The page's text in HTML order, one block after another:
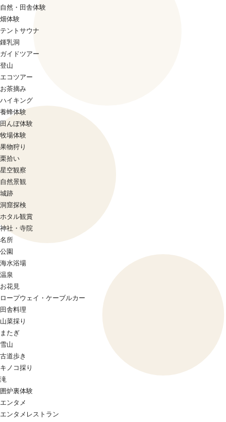
自然・田舎体験
畑体験
テントサウナ
鍾乳洞
ガイドツアー
登山
エコツアー
お茶摘み
ハイキング
養蜂体験
田んぼ体験
牧場体験
果物狩り
栗拾い
星空観察
自然景観
城跡
洞窟探検
ホタル観賞
神社・寺院
名所
公園
海水浴場
温泉
お花見
ロープウェイ・ケーブルカー
田舎料理
山菜採り
またぎ
雪山
古道歩き
キノコ採り
滝
囲炉裏体験
エンタメ
エンタメレストラン